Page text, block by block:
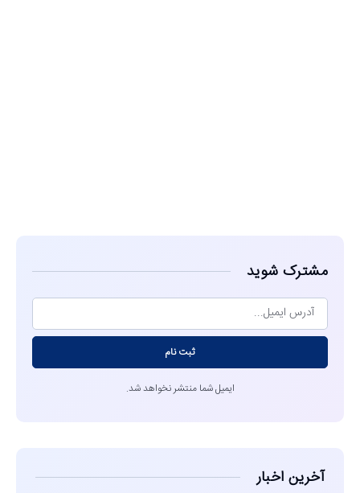
مشترک شوید
ثبت نام
ایمیل شما منتشر نخواهد شد.
آخرین اخبار